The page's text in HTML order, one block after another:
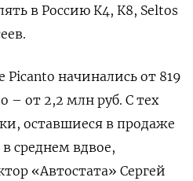
в Россию К4, К8, Seltos
Picanto начинались от 819
– от 2,2 млн руб. С тех
оставшиеся в продаже
среднем вдвое,
«Автостата» Сергей